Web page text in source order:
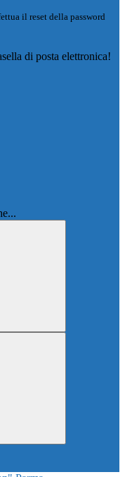
il reset della password
di posta elettronica!